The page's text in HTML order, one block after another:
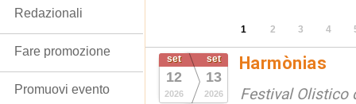
1 2 3 4
set
12
2026
set
13
2026
Harmònias
Festival Olistico
Redazionali
Fare promozione
Promuovi evento